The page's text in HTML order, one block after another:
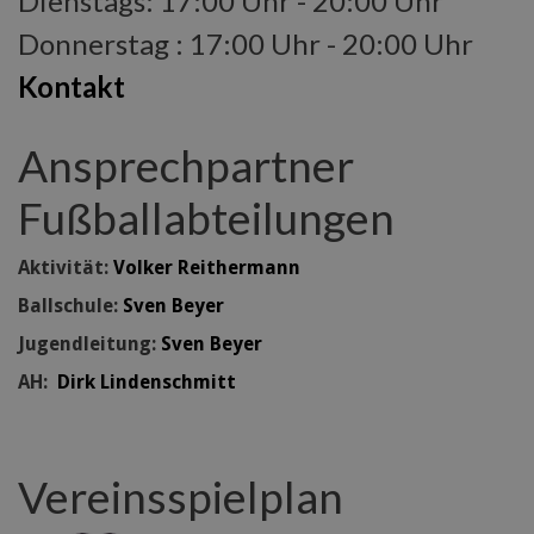
Donnerstag : 17:00 Uhr - 20:00 Uhr
Kontakt
Ansprechpartner
Fußballabteilungen
Aktivität: Volker Reithermann
Ballschule: Sven Beyer
Jugendleitung: Sven Beyer
AH: Dirk Lindenschmitt
Vereinsspielplan